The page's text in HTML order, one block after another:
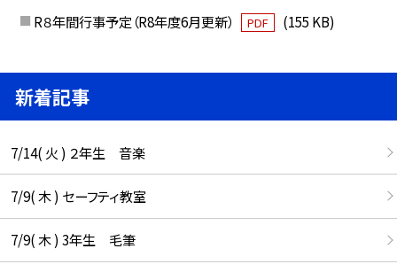
R８年間行事予定（R8年度6月更新）
PDF (155 KB)
新着記事
7/14( 火 ) ２年生 音楽
7/9( 木 ) セーフティ教室
7/9( 木 ) 3年生 毛筆